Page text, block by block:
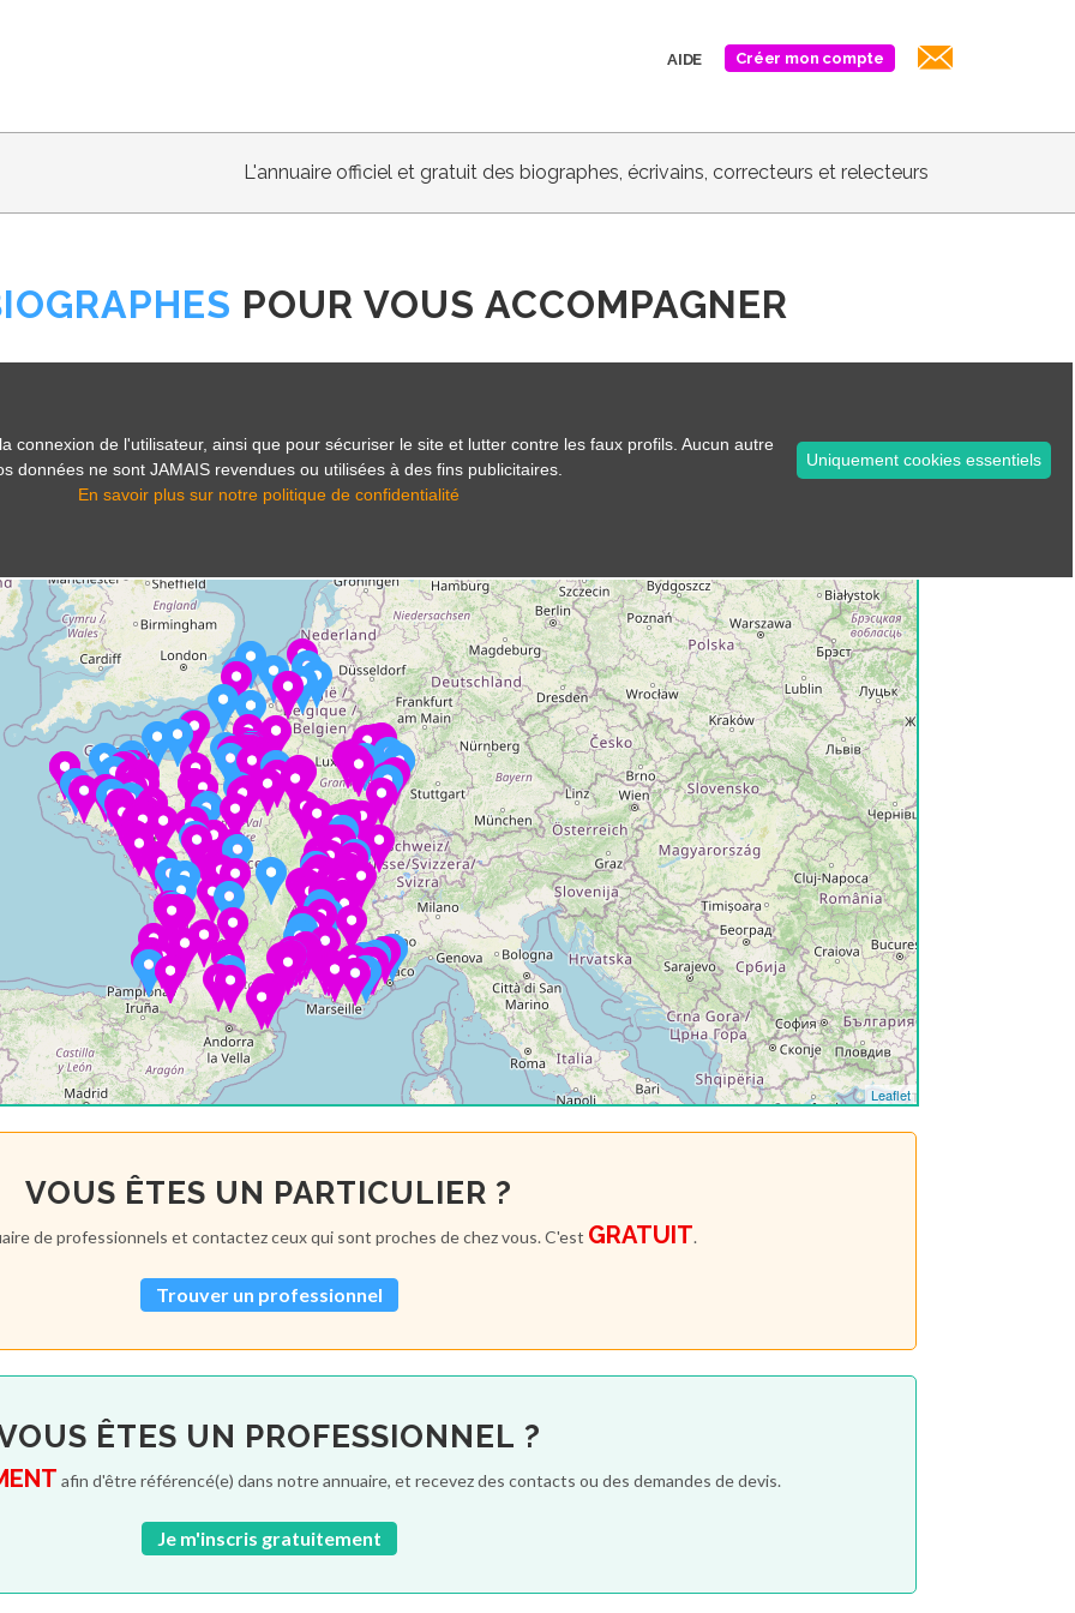
AIDE Créer mon compte
L'annuaire officiel et gratuit des biographes, écrivains, correcteurs et relecteurs
POUR VOUS ACCOMPAGNER
COMBIEN COÛTE UNE BIOGRAPHIE ?
Leaflet
VOUS ÊTES UN PARTICULIER ?
de professionnels et contactez ceux qui sont proches de chez vous. C'est GRATUIT.
Trouver un professionnel
ÊTES UN PROFESSIONNEL ?
afin d'être référencé(e) dans notre annuaire, et recevez des contacts ou des demandes de devis.
Je m'inscris gratuitement
Uniquement cookies essentiels
connexion de l'utilisateur, ainsi que pour sécuriser le site et lutter contre les faux profils. Aucun autre
données ne sont JAMAIS revendues ou utilisées à des fins publicitaires.
En savoir plus sur notre politique de confidentialité